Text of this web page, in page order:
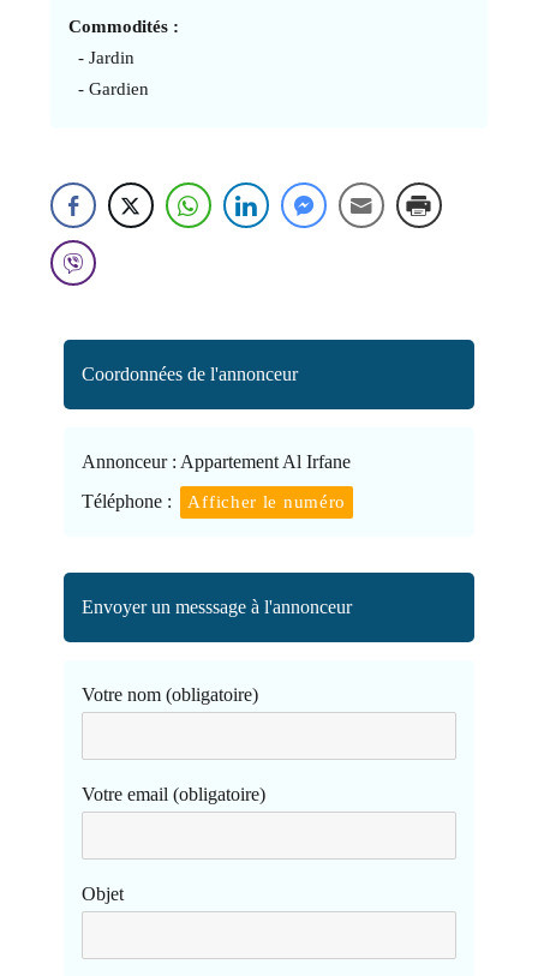
Commodités :
- Jardin
- Gardien
Coordonnées de l'annonceur
Annonceur : Appartement Al Irfane
Téléphone :
Afficher le numéro
Envoyer un messsage à l'annonceur
Votre nom (obligatoire)
Votre email (obligatoire)
Objet